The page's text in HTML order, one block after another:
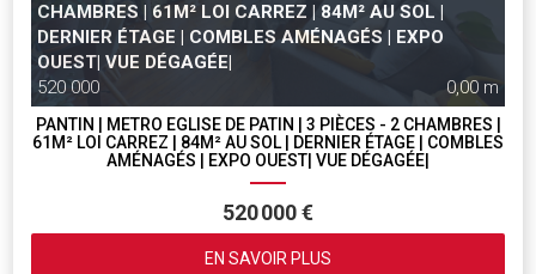
CHAMBRES | 61M² LOI CARREZ | 84M² AU SOL |
DERNIER ÉTAGE | COMBLES AMÉNAGÉS | EXPO
OUEST| VUE DÉGAGÉE|
520 000
0,00 m
PANTIN | METRO EGLISE DE PATIN | 3 PIÈCES - 2 CHAMBRES |
61M² LOI CARREZ | 84M² AU SOL | DERNIER ÉTAGE | COMBLES
AMÉNAGÉS | EXPO OUEST| VUE DÉGAGÉE|
520 000 €
EN SAVOIR PLUS